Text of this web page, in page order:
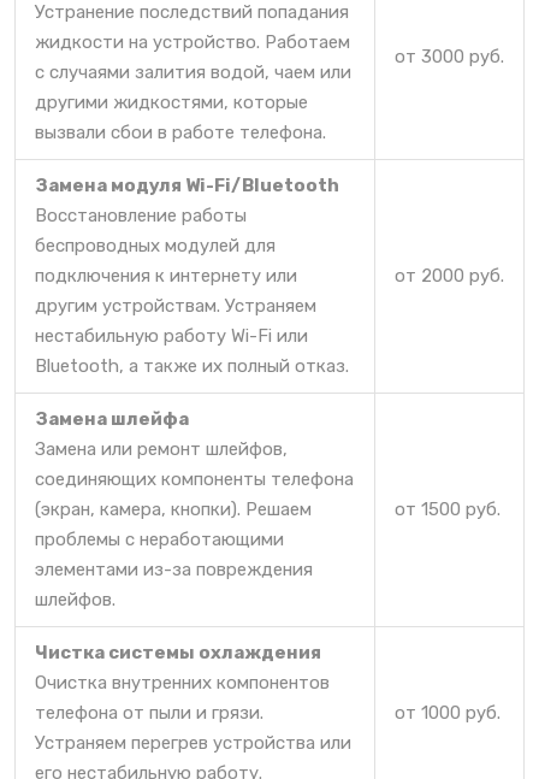
Устранение последствий попадания
жидкости на устройство. Работаем
с случаями залития водой, чаем или
другими жидкостями, которые
вызвали сбои в работе телефона.
от 3000 руб.
Замена модуля Wi-Fi/Bluetooth
Восстановление работы
беспроводных модулей для
подключения к интернету или
другим устройствам. Устраняем
нестабильную работу Wi-Fi или
Bluetooth, а также их полный отказ.
от 2000 руб.
Замена шлейфа
Замена или ремонт шлейфов,
соединяющих компоненты телефона
(экран, камера, кнопки). Решаем
проблемы с неработающими
элементами из-за повреждения
шлейфов.
от 1500 руб.
Чистка системы охлаждения
Очистка внутренних компонентов
телефона от пыли и грязи.
Устраняем перегрев устройства или
его нестабильную работу.
от 1000 руб.